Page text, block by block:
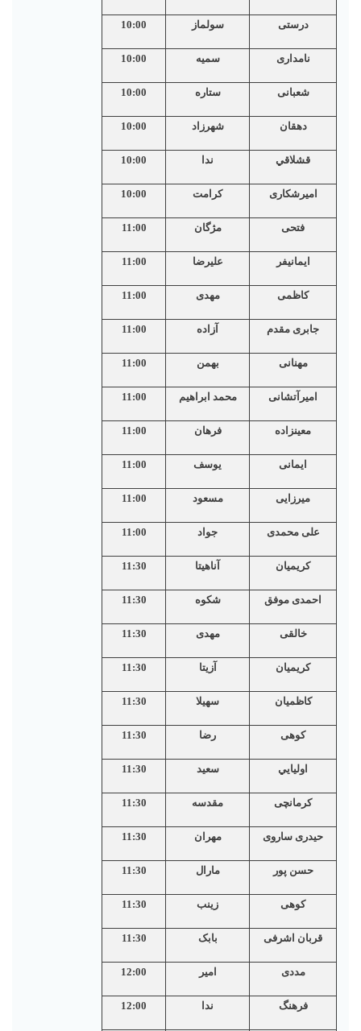
درستی سولماز 10:00
نامداری سمیه 10:00
شعبانی ستاره 10:00
دهقان شهرزاد 10:00
قشلاقي ندا 10:00
امیرشکاری کرامت 10:00
فتحی مژگان 11:00
ایمانیفر علیرضا 11:00
کاظمی مهدی 11:00
جابری مقدم آزاده 11:00
مهنانی بهمن 11:00
امیرآتشانی محمد ابراهیم 11:00
معينزاده فرهان 11:00
ایمانی یوسف 11:00
میرزایی مسعود 11:00
علی محمدی جواد 11:00
کریمیان آناهیتا 11:30
احمدی موفق شکوه 11:30
خالقی مهدی 11:30
کریمیان آزیتا 11:30
کاظمیان سهیلا 11:30
کوهی رضا 11:30
اوليايي سعيد 11:30
کرمانچی مقدسه 11:30
حیدری ساروی مهران 11:30
حسن پور مارال 11:30
کوهی زینب 11:30
قربان اشرفی بابک 11:30
مددی امیر 12:00
فرهنگ ندا 12:00